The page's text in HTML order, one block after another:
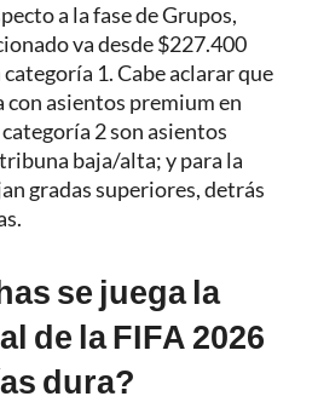
a la fase de Grupos,
va desde $227.400
1. Cabe aclarar que
con asientos premium en
2 son asientos
baja/alta; y para la
gradas superiores, detrás
se juega la
de la FIFA 2026
dura?